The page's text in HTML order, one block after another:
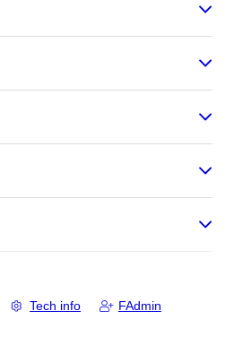
Tech info FAdmin